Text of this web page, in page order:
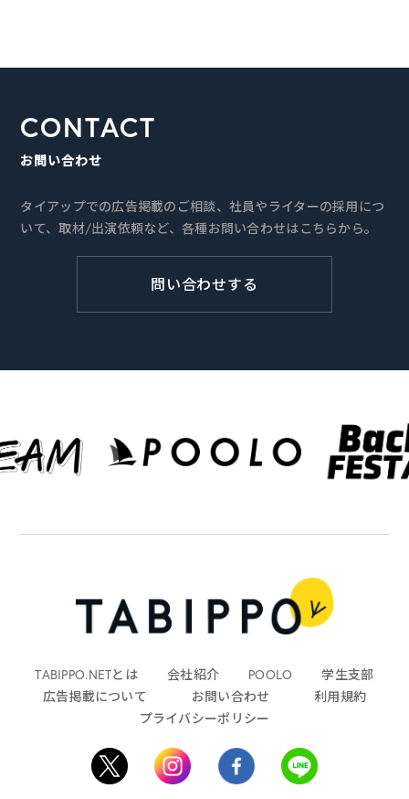
CONTACT
お問い合わせ
タイアップでの広告掲載のご相談、社員やライターの採用につ
いて、取材/出演依頼など、各種お問い合わせはこちらから。
問い合わせする
TABIPPO.NETとは 会社紹介 POOLO
学生支部
広告掲載について
お問い合わせ
利用規約
プライバシーポリシー